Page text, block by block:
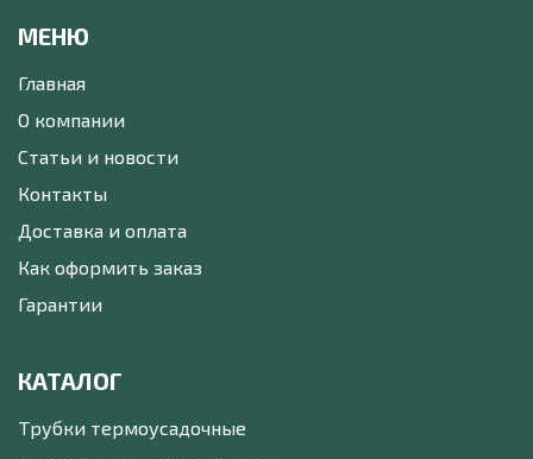
МЕНЮ
Главная
О компании
Статьи и новости
Контакты
Доставка и оплата
Как оформить заказ
Гарантии
КАТАЛОГ
Трубки термоусадочные